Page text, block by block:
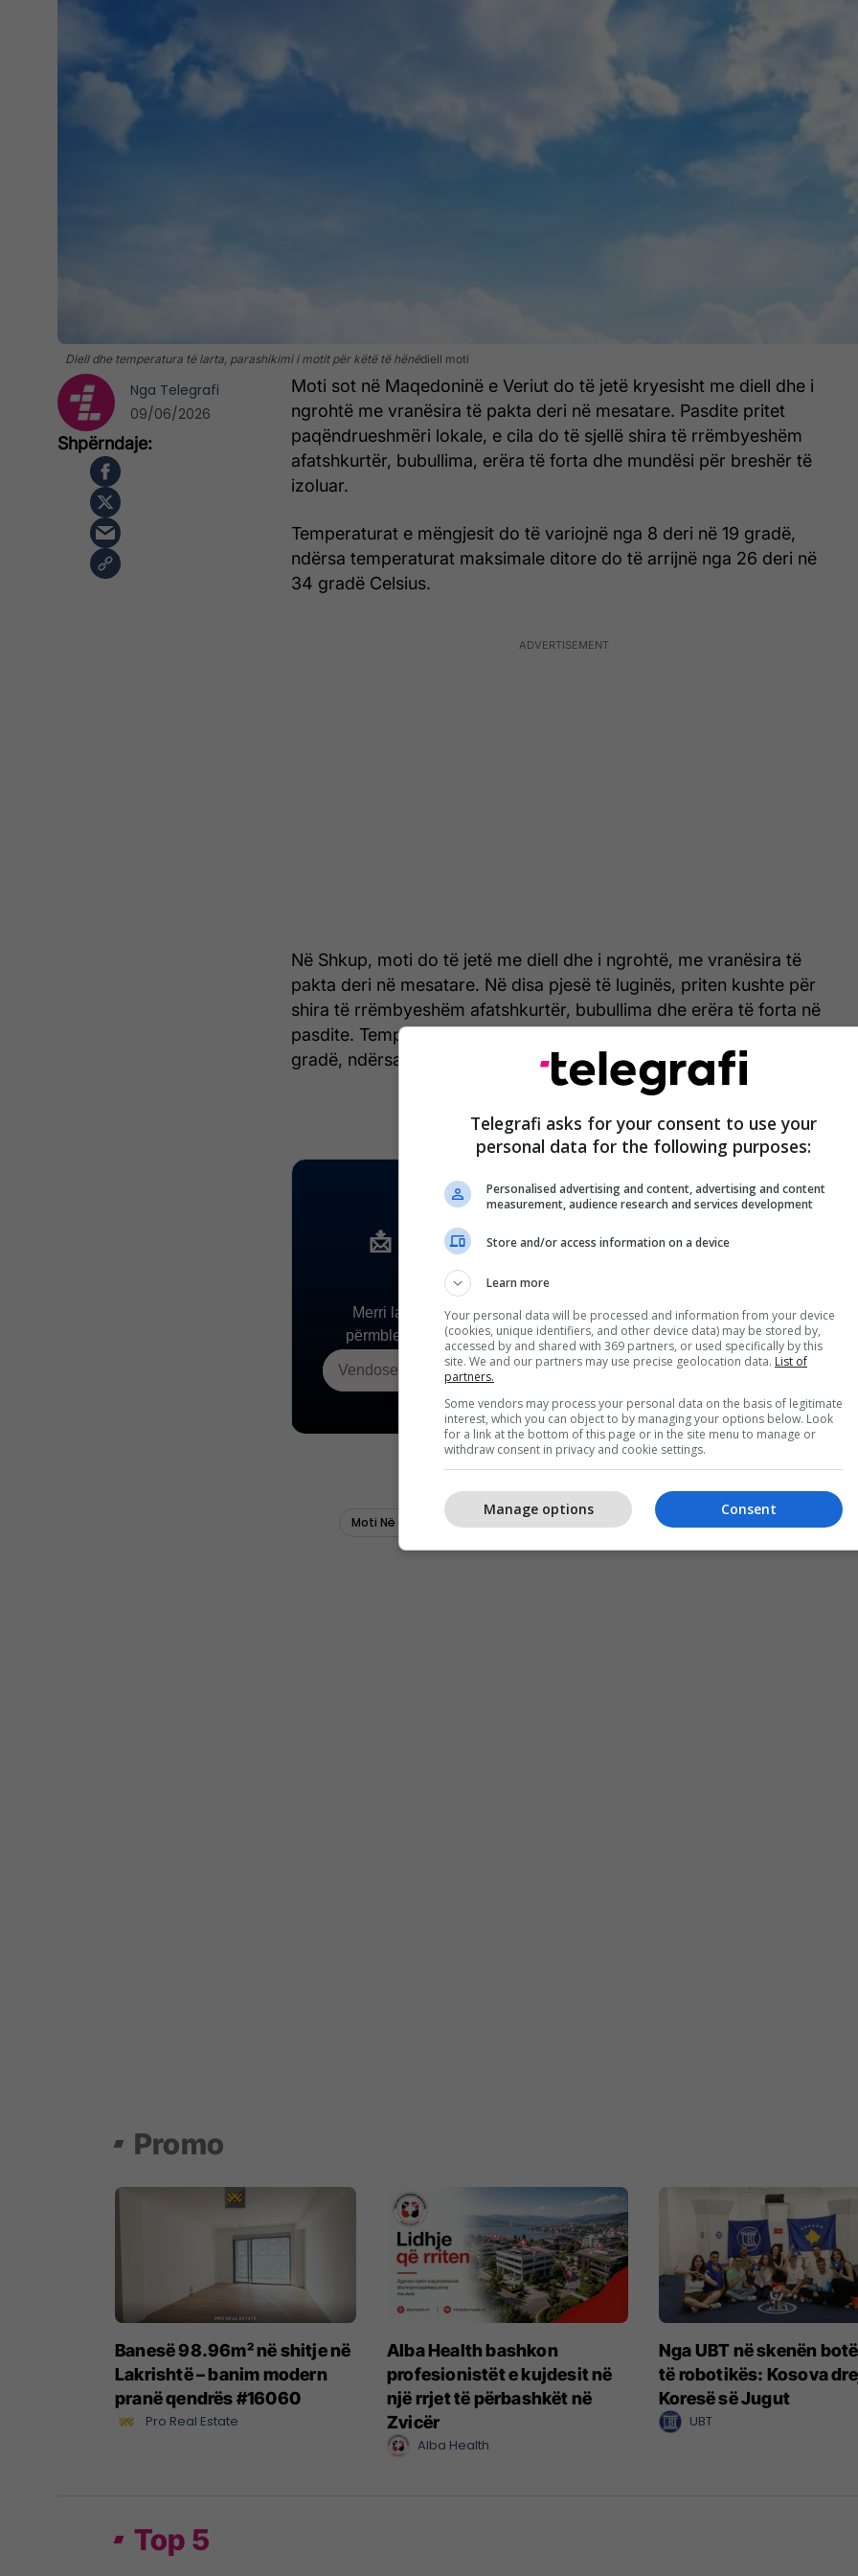
Diell dhe temperatura të larta, parashikimi i motit për këtë të hënëdiell moti
Moti sot në Maqedoninë e Veriut do të jetë kryesisht me diell dhe i
ngrohtë me vranësira të pakta deri në mesatare. Pasdite pritet
paqëndrueshmëri lokale, e cila do të sjellë shira të rrëmbyeshëm
afatshkurtër, bubullima, erëra të forta dhe mundësi për breshër të
izoluar.
Temperaturat e mëngjesit do të variojnë nga 8 deri në 19 gradë,
ndërsa temperaturat maksimale ditore do të arrijnë nga 26 deri në
34 gradë Celsius.
Në Shkup, moti do të jetë me diell dhe i ngrohtë, me vranësira të
pakta deri në mesatare. Në disa pjesë të luginës, priten kushte për
shira të rrëmbyeshëm afatshkurtër, bubullima dhe erëra të forta në
pasdite. Temperatura minimale në kryeqytet do të jetë rreth 15
gradë, ndërsa maksimale do të arrijë deri në 33 gradë.
Nga Telegrafi
09/06/2026
Telegrafi asks for your consent to use your
personal data for the following purposes:
Personalised advertising and content, advertising and content
measurement, audience research and services development
Store and/or access information on a device
Learn more
Your personal data will be processed and information from your device
(cookies, unique identifiers, and other device data) may be stored by,
accessed by and shared with 369 partners, or used specifically by this
site. We and our partners may use precise geolocation data. List of
partners.
Some vendors may process your personal data on the basis of legitimate
interest, which you can object to by managing your options below. Look
for a link at the bottom of this page or in the site menu to manage or
withdraw consent in privacy and cookie settings.
Consent
Manage options